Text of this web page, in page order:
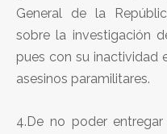
General de la
sobre la investigación
pues con su inactividad
asesinos paramilitares.
4.De no poder